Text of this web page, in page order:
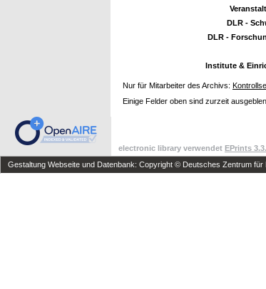
DLR -
DLR -
Institute &
Nur für Mitarbeiter des Archivs:
Einige Felder oben sind zurzeit
electronic library verwendet EPrints
Gestaltung Webseite und Datenbank: Copyright © Deutsches Zentrum für